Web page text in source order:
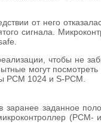
от него
сигнала.
чтобы не
могут посмотреть
PCM 1024 и S-PCM.
заранее заданное